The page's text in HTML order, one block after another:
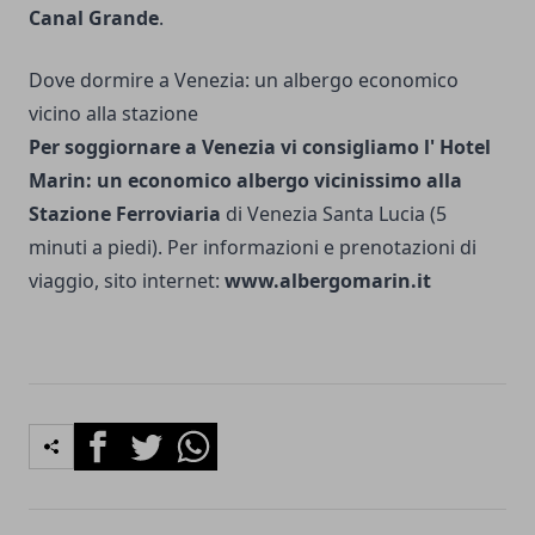
Canal Grande.
Dove dormire a Venezia: un albergo economico
vicino alla stazione
Per soggiornare a Venezia vi consigliamo l' Hotel
Marin: un economico albergo vicinissimo alla
Stazione Ferroviaria di Venezia Santa Lucia (5
minuti a piedi). Per informazioni e prenotazioni di
viaggio, sito internet: www.albergomarin.it
FacebookTwitterWhatsapp